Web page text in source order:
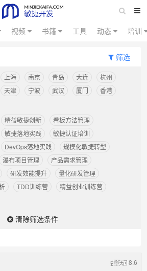
视频 书籍 工具 动态 培训
筛选
上海 南京 青岛 大连
杭州
天津 宁波 武汉 厦门
香港
精益敏捷创新
看板方法管理
敏捷落地实践
敏捷认证培训
DevOps落地实践
规模化敏捷转型
瀑布项目管理
产品需求管理
研发效能提升
量化研发管理
TDD训练营
精益创业训练营
清除筛选条件
8.6